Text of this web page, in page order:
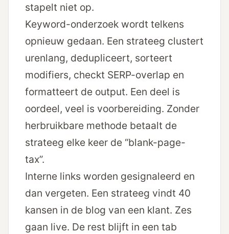
stapelt niet op.
Keyword-onderzoek wordt telkens
opnieuw gedaan. Een strateeg clustert
urenlang, dedupliceert, sorteert
modifiers, checkt SERP-overlap en
formatteert de output. Een deel is
oordeel, veel is voorbereiding. Zonder
herbruikbare methode betaalt de
strateeg elke keer de “blank-page-
tax”.
Interne links worden gesignaleerd en
dan vergeten. Een strateeg vindt 40
kansen in de blog van een klant. Zes
gaan live. De rest blijft in een tab